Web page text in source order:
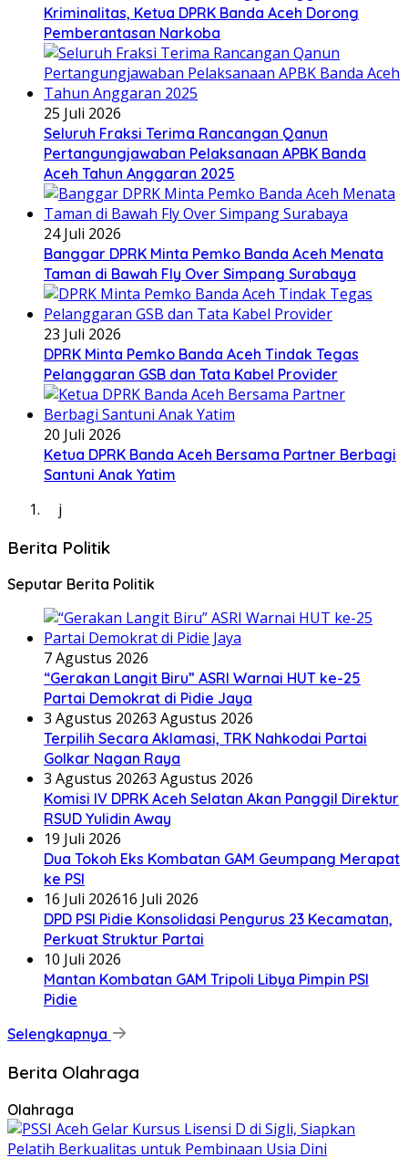
Kriminalitas, Ketua DPRK Banda Aceh Dorong
Pemberantasan Narkoba
25 Juli 2026
Seluruh Fraksi Terima Rancangan Qanun
Pertangungjawaban Pelaksanaan APBK Banda
Aceh Tahun Anggaran 2025
24 Juli 2026
Banggar DPRK Minta Pemko Banda Aceh Menata
Taman di Bawah Fly Over Simpang Surabaya
23 Juli 2026
DPRK Minta Pemko Banda Aceh Tindak Tegas
Pelanggaran GSB dan Tata Kabel Provider
20 Juli 2026
Ketua DPRK Banda Aceh Bersama Partner Berbagi
Santuni Anak Yatim
j
Berita Politik
Seputar Berita Politik
7 Agustus 2026
“Gerakan Langit Biru” ASRI Warnai HUT ke-25
Partai Demokrat di Pidie Jaya
3 Agustus 20263 Agustus 2026
Terpilih Secara Aklamasi, TRK Nahkodai Partai
Golkar Nagan Raya
3 Agustus 20263 Agustus 2026
Komisi IV DPRK Aceh Selatan Akan Panggil Direktur
RSUD Yulidin Away
19 Juli 2026
Dua Tokoh Eks Kombatan GAM Geumpang Merapat
ke PSI
16 Juli 202616 Juli 2026
DPD PSI Pidie Konsolidasi Pengurus 23 Kecamatan,
Perkuat Struktur Partai
10 Juli 2026
Mantan Kombatan GAM Tripoli Libya Pimpin PSI
Pidie
Selengkapnya
Berita Olahraga
Olahraga